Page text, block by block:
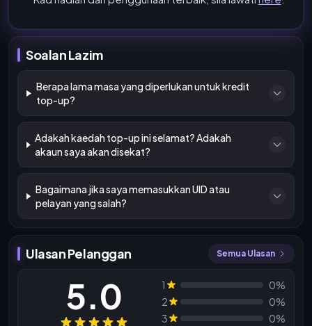
Soalan Lazim
Berapa lama masa yang diperlukan untuk kredit
top-up?
Adakah kaedah top-up ini selamat? Adakah
akaun saya akan disekat?
Bagaimana jika saya memasukkan UID atau
pelayan yang salah?
Ulasan Pelanggan Semua Ulasan
5.0 1
0%
2
0%
3
0%